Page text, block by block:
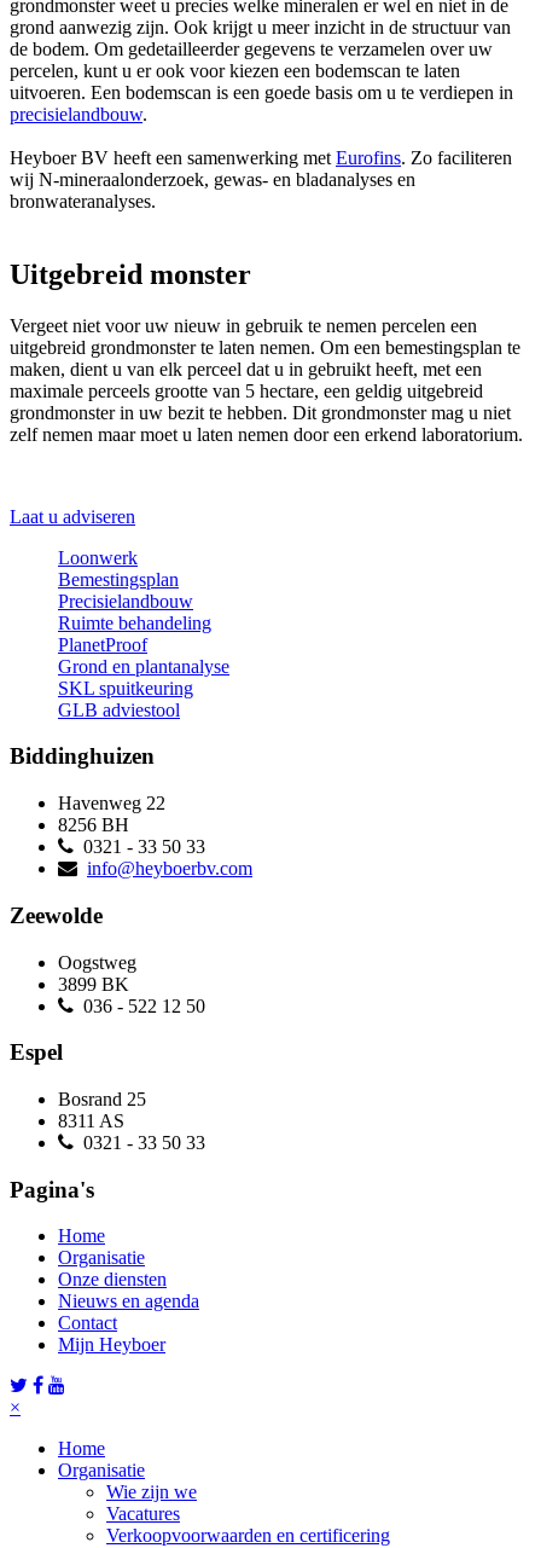
grondmonster weet u precies welke mineralen er wel en niet in de
grond aanwezig zijn. Ook krijgt u meer inzicht in de structuur van
de bodem. Om gedetailleerder gegevens te verzamelen over uw
percelen, kunt u er ook voor kiezen een bodemscan te laten
uitvoeren. Een bodemscan is een goede basis om u te verdiepen in
precisielandbouw.
Heyboer BV heeft een samenwerking met Eurofins. Zo faciliteren
wij N-mineraalonderzoek, gewas- en bladanalyses en
bronwateranalyses.
Uitgebreid monster
Vergeet niet voor uw nieuw in gebruik te nemen percelen een
uitgebreid grondmonster te laten nemen. Om een bemestingsplan te
maken, dient u van elk perceel dat u in gebruikt heeft, met een
maximale perceels grootte van 5 hectare, een geldig uitgebreid
grondmonster in uw bezit te hebben. Dit grondmonster mag u niet
zelf nemen maar moet u laten nemen door een erkend laboratorium.
Laat u adviseren
Loonwerk
Bemestingsplan
Precisielandbouw
Ruimte behandeling
PlanetProof
Grond en plantanalyse
SKL spuitkeuring
GLB adviestool
Biddinghuizen
Havenweg 22
8256 BH
0321 - 33 50 33
info@heyboerbv.com
Zeewolde
Oogstweg
3899 BK
036 - 522 12 50
Espel
Bosrand 25
8311 AS
0321 - 33 50 33
Pagina's
Home
Organisatie
Onze diensten
Nieuws en agenda
Contact
Mijn Heyboer
×
Home
Organisatie
Wie zijn we
Vacatures
Verkoopvoorwaarden en certificering